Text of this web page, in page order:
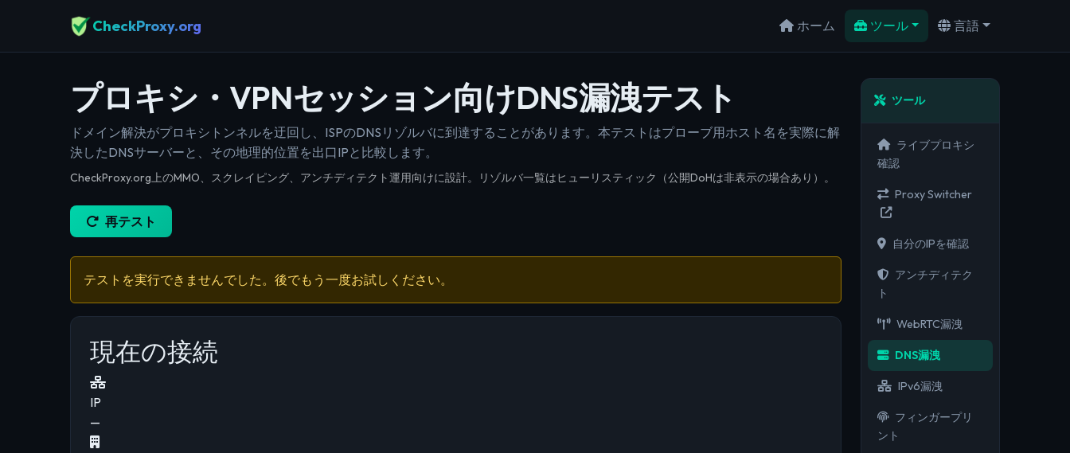
CheckProxy.org ホーム ツール 言語
プロキシ・VPNセッション向けDNS漏洩テスト
ドメイン解決がプロキシトンネルを迂回し、ISPのDNSリゾルバに到達することがあります。本テストはプローブ用ホスト名を実際に解
決したDNSサーバーと、その地理的位置を出口IPと比較します。
CheckProxy.org上のMMO、スクレイピング、アンチディテクト運用向けに設計。リゾルバ一覧はヒューリスティック（公開DoHは非表示の場合あり）。
再テスト
テストを実行できませんでした。後でもう一度お試しください。
現在の接続
IP
—
ツール
ライブプロキシ
確認
Proxy Switcher
自分のIPを確認
アンチディテク
ト
WebRTC漏洩
DNS漏洩
IPv6漏洩
フィンガープリ
ント